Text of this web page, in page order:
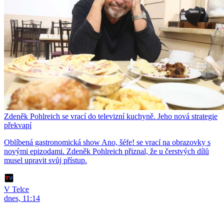
Zdeněk Pohlreich se vrací do televizní kuchyně. Jeho nová strategie
překvapí
Oblíbená gastronomická show Ano, šéfe! se vrací na obrazovky s
novými epizodami. Zdeněk Pohlreich přiznal, že u čerstvých dílů
musel upravit svůj přístup.
V Telce
dnes, 11:14